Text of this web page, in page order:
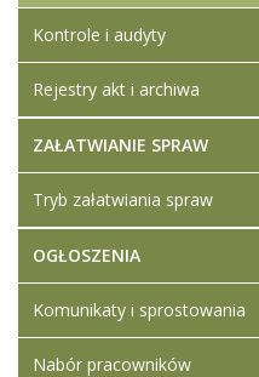
Kontrole i audyty
Rejestry akt i archiwa
ZAŁATWIANIE SPRAW
Tryb załatwiania spraw
OGŁOSZENIA
Komunikaty i sprostowania
Nabór pracowników